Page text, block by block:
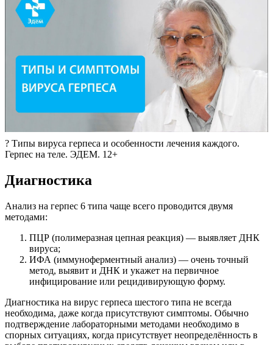
? Типы вируса герпеса и особенности лечения каждого.
Герпес на теле. ЭДЕМ. 12+
Диагностика
Анализ на герпес 6 типа чаще всего проводится двумя
методами:
ПЦР (полимеразная цепная реакция) — выявляет ДНК
вируса;
ИФА (иммуноферментный анализ) — очень точный
метод, выявит и ДНК и укажет на первичное
инфицирование или рецидивирующую форму.
Диагностика на вирус герпеса шестого типа не всегда
необходима, даже когда присутствуют симптомы. Обычно
подтверждение лабораторными методами необходимо в
спорных ситуациях, когда присутствует неопределённость в